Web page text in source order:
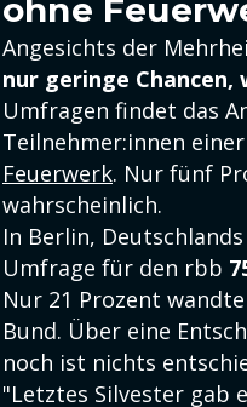
ohne
Angesichts der
nur geringe Chancen,
Umfragen findet das
Teilnehmer:innen
Feuerwerk. Nur fünf
wahrscheinlich.
In Berlin,
Umfrage für den rbb
Nur 21 Prozent
Bund. Über eine
noch ist nichts
"Letztes Silvester gab